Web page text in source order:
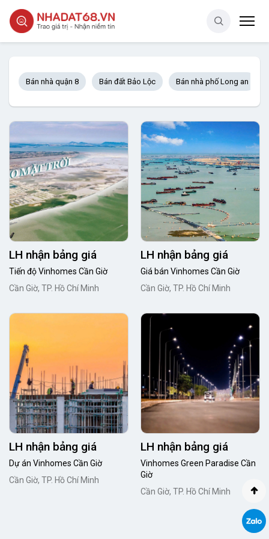
Bán nhà quận 8 Bán đất Bảo Lộc Bán nhà phố Long an
LH nhận bảng giá
Tiến độ Vinhomes Cần Giờ
Cần Giờ, TP. Hồ Chí Minh
LH nhận bảng giá
Giá bán Vinhomes Cần Giờ
Cần Giờ, TP. Hồ Chí Minh
LH nhận bảng giá
Dự án Vinhomes Cần Giờ
Cần Giờ, TP. Hồ Chí Minh
LH nhận bảng giá
Vinhomes Green Paradise Cần
Giờ
Cần Giờ, TP. Hồ Chí Minh